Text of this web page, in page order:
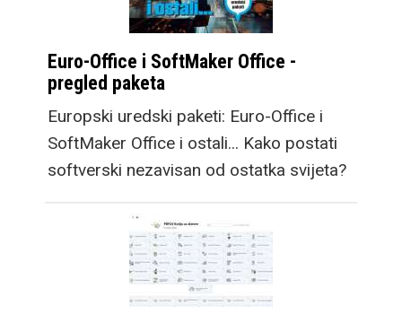
Euro-Office i SoftMaker Office -
pregled paketa
Europski uredski paketi: Euro-Office i
SoftMaker Office i ostali... Kako postati
softverski nezavisan od ostatka svijeta?